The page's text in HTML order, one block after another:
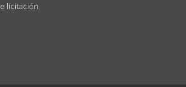
licitación